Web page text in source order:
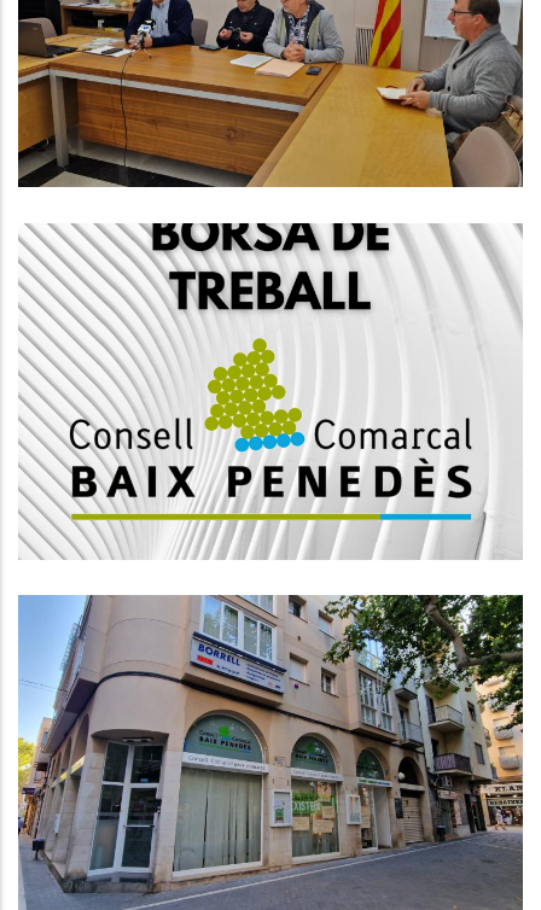
Que Se Celebrarà Del 22 De
Novembre Fins Al Diumenge 1 De
Desembre
Turisme
CREACIÓ D'UNA BORSA DE
TREBALL TÈCNIC DE RESIDUS PEL
CONSELL COMARCAL DEL BAIX
PENEDÈS
Medi
S'amplia El Servei
D'assessorament Jurídic Per Als
Usuaris Dels Serveis Socials I El
SIAD
S. socials